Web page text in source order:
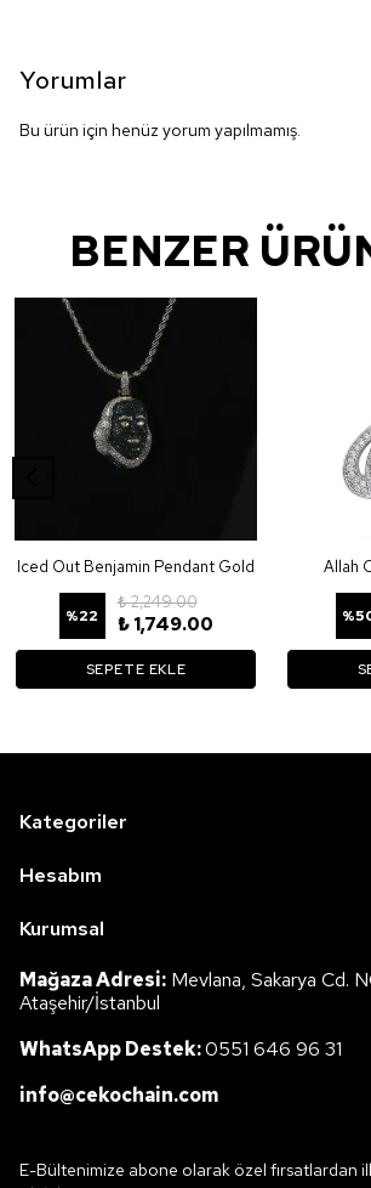
Yorumlar
Bu ürün için henüz yorum yapılmamış.
BENZER
Iced Out Benjamin Pendant Gold
%22
₺ 2,249.00
₺ 1,749.00
SEPETE EKLE
Allah
%
Kategoriler
Hesabım
Kurumsal
Mağaza Adresi: Mevlana, Sakarya Cd.
Ataşehir/İstanbul
WhatsApp Destek:0551 646 96 31
info@cekochain.com
E-Bültenimize abone olarak özel fırsatlardan